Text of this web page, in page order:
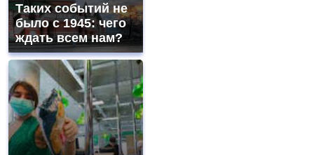
Таких событий не
было с 1945: чего
ждать всем нам?